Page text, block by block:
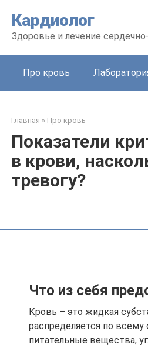
Кардиолог
Здоровье и лечение
Про кровь
Главная » Про кровь
Показатели
в крови,
тревогу?
Что из себя
Кровь – это жидкая
распределяется по
питательные вещества,